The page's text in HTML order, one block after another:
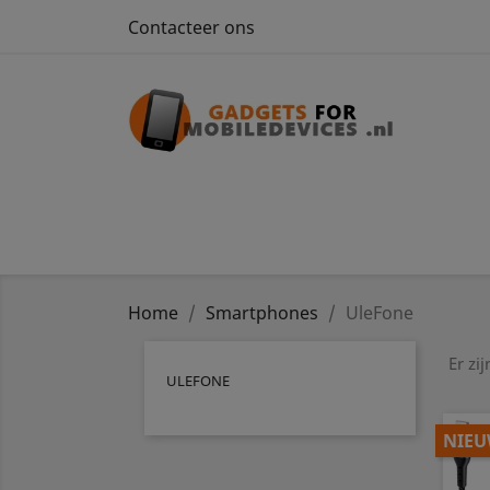
Contacteer ons
Home Smartphones UleFone
ULEFONE
Er